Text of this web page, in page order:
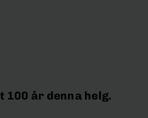
år denna helg.